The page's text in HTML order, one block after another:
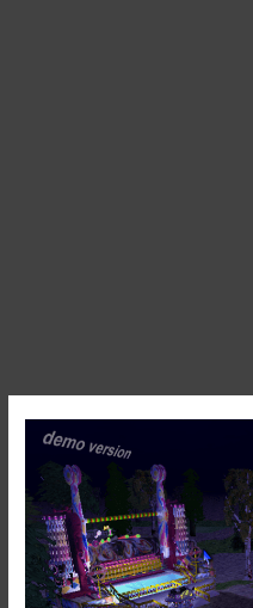
Top
No.1
&
Transformer